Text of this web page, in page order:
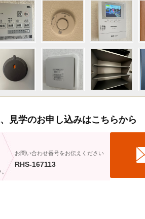
見学のお申し込みはこちらから
。
お問い合わせ番号をお伝えください
RHS-167113